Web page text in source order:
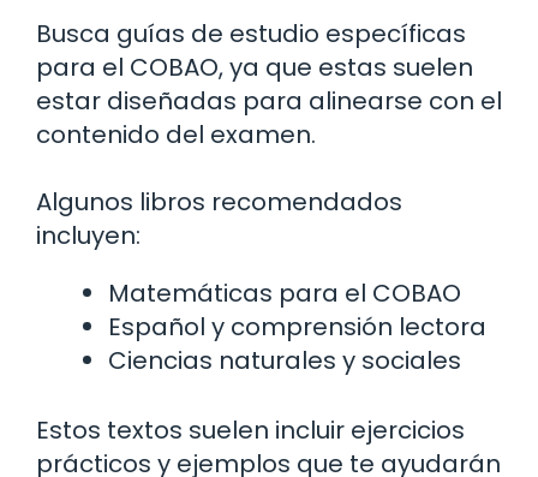
Busca guías de estudio específicas
para el COBAO, ya que estas suelen
estar diseñadas para alinearse con el
contenido del examen.
Algunos libros recomendados
incluyen:
Matemáticas para el COBAO
Español y comprensión lectora
Ciencias naturales y sociales
Estos textos suelen incluir ejercicios
prácticos y ejemplos que te ayudarán